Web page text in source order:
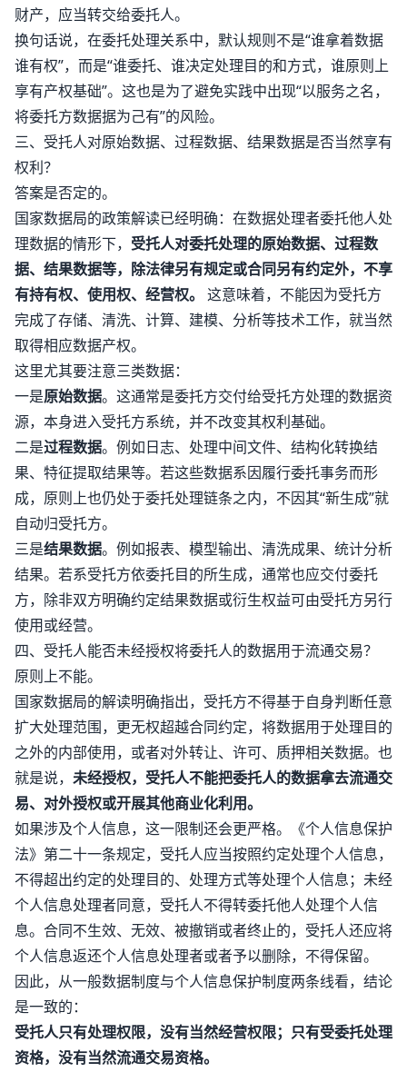
财产，应当转交给委托人。
换句话说，在委托处理关系中，默认规则不是“谁拿着数据
谁有权”，而是“谁委托、谁决定处理目的和方式，谁原则上
享有产权基础”。这也是为了避免实践中出现“以服务之名，
将委托方数据据为己有”的风险。
三、受托人对原始数据、过程数据、结果数据是否当然享有
权利？
答案是否定的。
国家数据局的政策解读已经明确：在数据处理者委托他人处
理数据的情形下， 受托人对委托处理的原始数据、过程数
据、结果数据等，除法律另有规定或合同另有约定外，不享
有持有权、使用权、经营权。 这意味着，不能因为受托方
完成了存储、清洗、计算、建模、分析等技术工作，就当然
取得相应数据产权。
这里尤其要注意三类数据：
一是原始数据。这通常是委托方交付给受托方处理的数据资
源，本身进入受托方系统，并不改变其权利基础。
二是过程数据。例如日志、处理中间文件、结构化转换结
果、特征提取结果等。若这些数据系因履行委托事务而形
成，原则上也仍处于委托处理链条之内，不因其“新生成”就
自动归受托方。
三是结果数据。例如报表、模型输出、清洗成果、统计分析
结果。若系受托方依委托目的所生成，通常也应交付委托
方，除非双方明确约定结果数据或衍生权益可由受托方另行
使用或经营。
四、受托人能否未经授权将委托人的数据用于流通交易？
原则上不能。
国家数据局的解读明确指出，受托方不得基于自身判断任意
扩大处理范围，更无权超越合同约定，将数据用于处理目的
之外的内部使用，或者对外转让、许可、质押相关数据。也
就是说， 未经授权，受托人不能把委托人的数据拿去流通交
易、对外授权或开展其他商业化利用。
如果涉及个人信息，这一限制还会更严格。《个人信息保护
法》第二十一条规定，受托人应当按照约定处理个人信息，
不得超出约定的处理目的、处理方式等处理个人信息；未经
个人信息处理者同意，受托人不得转委托他人处理个人信
息。合同不生效、无效、被撤销或者终止的，受托人还应将
个人信息返还个人信息处理者或者予以删除，不得保留。
因此，从一般数据制度与个人信息保护制度两条线看，结论
是一致的：
受托人只有处理权限，没有当然经营权限；只有受委托处理
资格，没有当然流通交易资格。